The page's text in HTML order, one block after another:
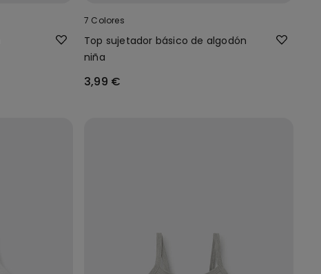
7 Colores
Top sujetador básico de algodón
niña
3,99 €